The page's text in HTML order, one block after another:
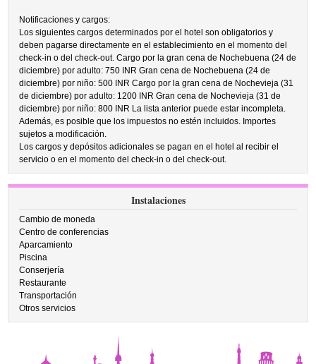
Notificaciones y cargos:
Los siguientes cargos determinados por el hotel son obligatorios y
deben pagarse directamente en el establecimiento en el momento del
check-in o del check-out. Cargo por la gran cena de Nochebuena (24 de
diciembre) por adulto: 750 INR Gran cena de Nochebuena (24 de
diciembre) por niño: 500 INR Cargo por la gran cena de Nochevieja (31
de diciembre) por adulto: 1200 INR Gran cena de Nochevieja (31 de
diciembre) por niño: 800 INR La lista anterior puede estar incompleta.
Además, es posible que los impuestos no estén incluidos. Importes
sujetos a modificación.
Los cargos y depósitos adicionales se pagan en el hotel al recibir el
servicio o en el momento del check-in o del check-out.
Instalaciones
Cambio de moneda
Centro de conferencias
Aparcamiento
Piscina
Conserjería
Restaurante
Transportación
Otros servicios